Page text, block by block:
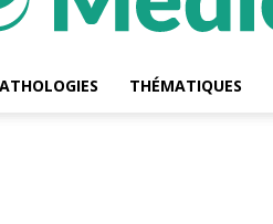
THÉMATIQUES